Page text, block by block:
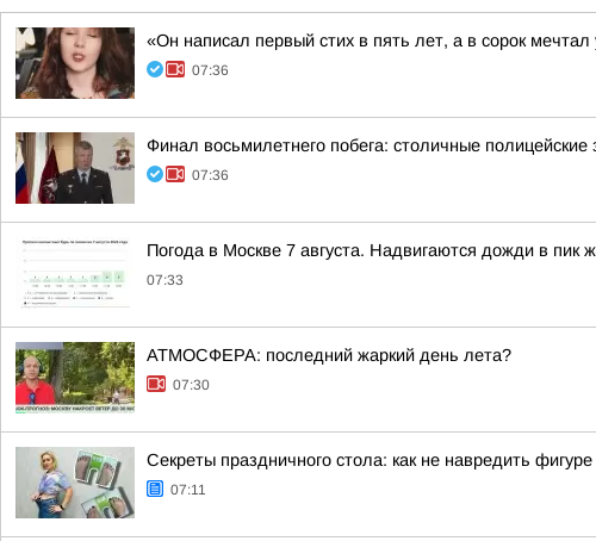
«Он написал первый стих в пять лет, а в сорок
07:36
Финал восьмилетнего побега: столичные
07:36
Погода в Москве 7 августа. Надвигаются дожди в пик
07:33
АТМОСФЕРА: последний жаркий день лета?
07:30
Секреты праздничного стола: как не навредить
07:11